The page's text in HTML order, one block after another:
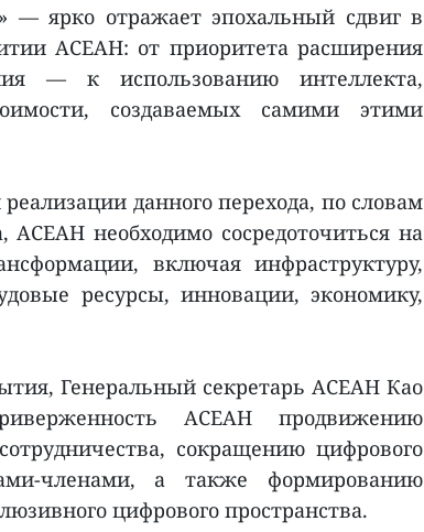
— ярко отражает эпохальный сдвиг в
АСЕАН: от приоритета расширения
— к использованию интеллекта,
создаваемых самими этими
данного перехода, по словам
необходимо сосредоточиться на
включая инфраструктуру,
ресурсы, инновации, экономику,
Генеральный секретарь АСЕАН Као
АСЕАН продвижению
сокращению цифрового
членами, а также формированию
цифрового пространства.